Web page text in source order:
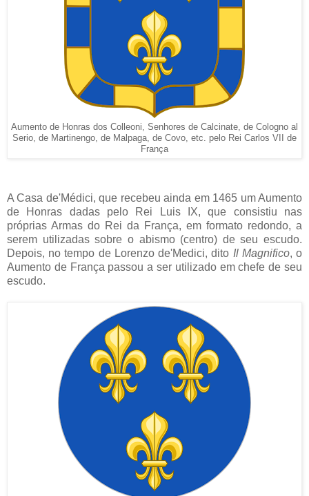
Aumento de Honras dos Colleoni, Senhores de Calcinate, de Cologno al
Serio, de Martinengo, de Malpaga, de Covo, etc. pelo Rei Carlos VII de
França
A Casa de'Médici, que recebeu ainda em 1465 um Aumento
de Honras dadas pelo Rei Luis IX, que consistiu nas
próprias Armas do Rei da França, em formato redondo, a
serem utilizadas sobre o abismo (centro) de seu escudo.
Depois, no tempo de Lorenzo de'Medici, dito Il Magnifico, o
Aumento de França passou a ser utilizado em chefe de seu
escudo.